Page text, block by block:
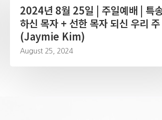
2024년 8월 25일 | 주일예배 | 특
하신 목자 + 선한 목자 되신 우리 주
(Jaymie Kim)
August 25, 2024